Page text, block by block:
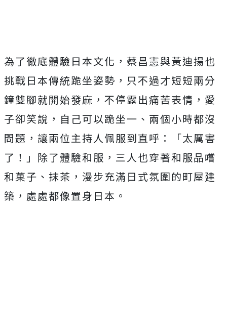
為了徹底體驗日本文化，蔡昌憲與黃迪揚也
挑戰日本傳統跪坐姿勢，只不過才短短兩分
鐘雙腳就開始發麻，不停露出痛苦表情，愛
子卻笑說，自己可以跪坐一、兩個小時都沒
問題，讓兩位主持人佩服到直呼：「太厲害
了！」除了體驗和服，三人也穿著和服品嚐
和菓子、抹茶，漫步充滿日式氛圍的町屋建
築，處處都像置身日本。